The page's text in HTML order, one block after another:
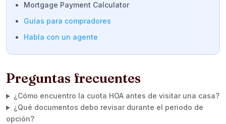
Mortgage Payment Calculator
Guías para compradores
Habla con un agente
Preguntas frecuentes
¿Cómo encuentro la cuota HOA antes de visitar una casa?
¿Qué documentos debo revisar durante el periodo de
opción?